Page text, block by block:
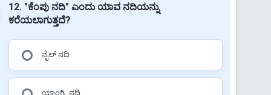
12. "ಕೆಂಪು ನದಿ" ಎಂದು ಯಾವ ನದಿಯನ್ನು
ಕರೆಯಲಾಗುತ್ತದೆ?
ನೈಲ್ ನದಿ
ಯಾಂಗ್ತ್ಜಿ ನದಿ